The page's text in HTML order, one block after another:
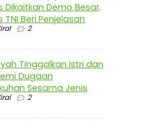
Dikaitkan Demo Besar,
TNI Beri Penjelasan
2
Tinggalkan Istri dan
Dugaan
Sesama Jenis
2